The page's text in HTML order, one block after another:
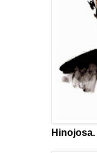
Hinojosa.